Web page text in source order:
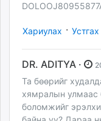
Хариулах · Устгах
DR. ADITYA ·
Та бөөрийг
хямралын улмаас
боломжийг